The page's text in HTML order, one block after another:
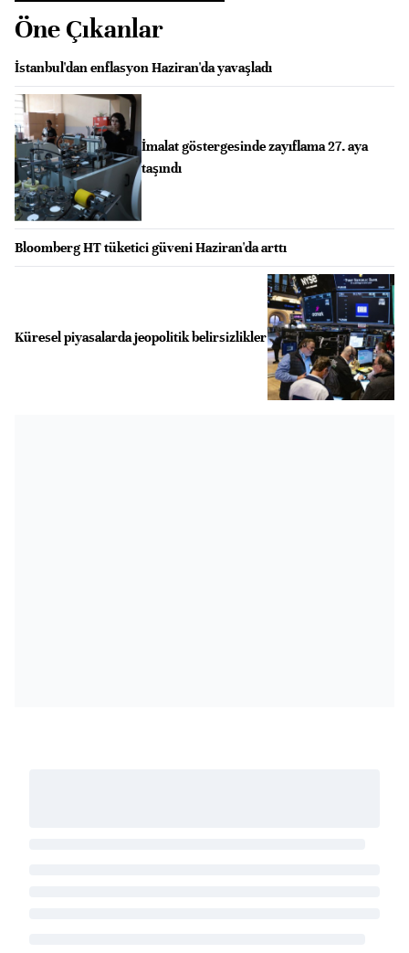
Öne Çıkanlar
İstanbul'dan enflasyon Haziran'da yavaşladı
İmalat göstergesinde zayıflama 27. aya
taşındı
Bloomberg HT tüketici güveni Haziran'da arttı
Küresel piyasalarda jeopolitik belirsizlikler